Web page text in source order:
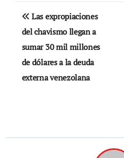
Navegación
de
entradas
Las expropiaciones
del chavismo llegan a
sumar 30 mil millones
de dólares a la deuda
externa venezolana